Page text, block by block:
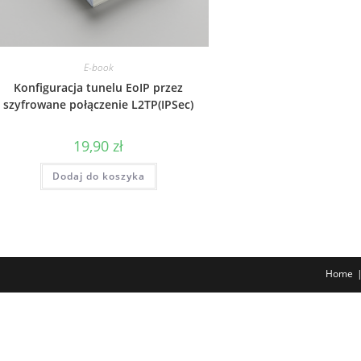
E-book
Konfiguracja tunelu EoIP przez
szyfrowane połączenie L2TP(IPSec)
19,90zł
Dodaj do koszyka
Home